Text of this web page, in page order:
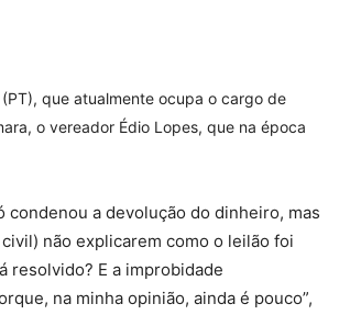
que atualmente ocupa o cargo de
o vereador Édio Lopes, que na época
a devolução do dinheiro, mas
não explicarem como o leilão foi
resolvido? E a improbidade
na minha opinião, ainda é pouco”,